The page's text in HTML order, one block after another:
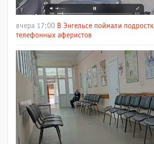
вчера 17:00 В Энгельсе поймали
телефонных аферистов